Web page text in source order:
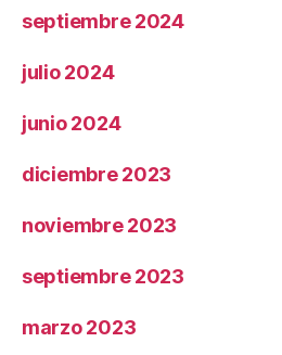
septiembre 2024
julio 2024
junio 2024
diciembre 2023
noviembre 2023
septiembre 2023
marzo 2023